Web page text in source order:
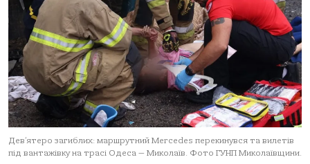
Дев’ятеро загиблих: маршрутний Mercedes перекинувся та вилетів
під вантажівку на трасі Одеса — Миколаїв. Фото ГУНП Миколаївщини.